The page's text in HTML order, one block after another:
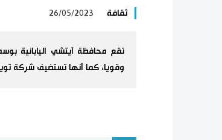
ثقافة 26/05/2023
تقع محافظة آيتشي اليابانية
وقويا، كما أنها تستضيف شركة